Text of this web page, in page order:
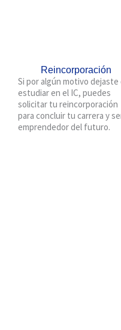
Reincorporación
Si por algún motivo dejaste
estudiar en el IC, puedes
solicitar tu reincorporación
para concluir tu carrera y
emprendedor del futuro.